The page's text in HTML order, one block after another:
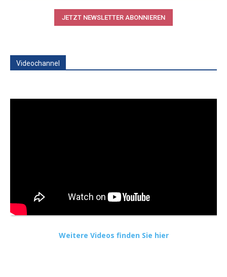
JETZT NEWSLETTER ABONNIEREN
Videochannel
Weitere Videos finden Sie hier